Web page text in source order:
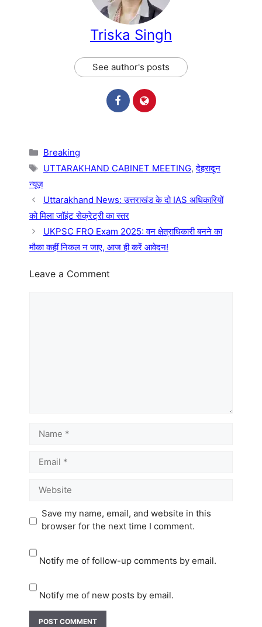
Triska Singh
See author's posts
Categories
Breaking
Tags
UTTARAKHAND CABINET MEETING,देहरादून
न्यूज़
Uttarakhand News: उत्तराखंड के दो IAS अधिकारियों
को मिला जॉइंट सेक्रेट्री का स्तर
UKPSC FRO Exam 2025: वन क्षेत्राधिकारी बनने का
मौका कहीं निकल न जाए, आज ही करें आवेदन!
Leave a Comment
Name
Email
Website
Save my name, email, and website in this
browser for the next time I comment.
Notify me of follow-up comments by email.
Notify me of new posts by email.